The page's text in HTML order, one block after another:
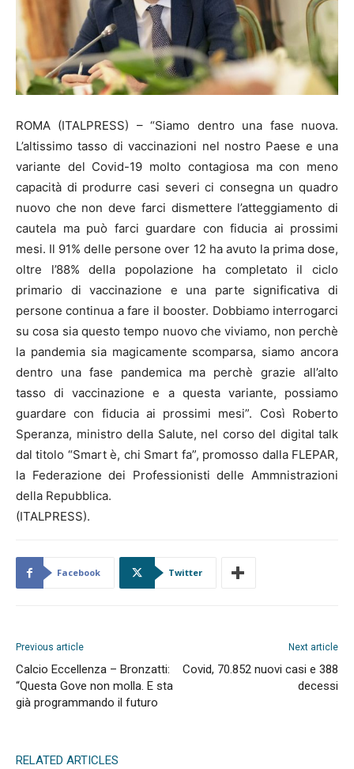
ROMA (ITALPRESS) – “Siamo dentro una fase nuova.
L’altissimo tasso di vaccinazioni nel nostro Paese e una
variante del Covid-19 molto contagiosa ma con meno
capacità di produrre casi severi ci consegna un quadro
nuovo che non deve farci dismettere l’atteggiamento di
cautela ma può farci guardare con fiducia ai prossimi
mesi. Il 91% delle persone over 12 ha avuto la prima dose,
oltre l’88% della popolazione ha completato il ciclo
primario di vaccinazione e una parte significativa di
persone continua a fare il booster. Dobbiamo interrogarci
su cosa sia questo tempo nuovo che viviamo, non perchè
la pandemia sia magicamente scomparsa, siamo ancora
dentro una fase pandemica ma perchè grazie all’alto
tasso di vaccinazione e a questa variante, possiamo
guardare con fiducia ai prossimi mesi”. Così Roberto
Speranza, ministro della Salute, nel corso del digital talk
dal titolo “Smart è, chi Smart fa”, promosso dalla FLEPAR,
la Federazione dei Professionisti delle Ammnistrazioni
della Repubblica.
(ITALPRESS).
Facebook Twitter
Previous article
Calcio Eccellenza – Bronzatti:
“Questa Gove non molla. E sta
già programmando il futuro
Next article
Covid, 70.852 nuovi casi e 388
decessi
RELATED ARTICLES